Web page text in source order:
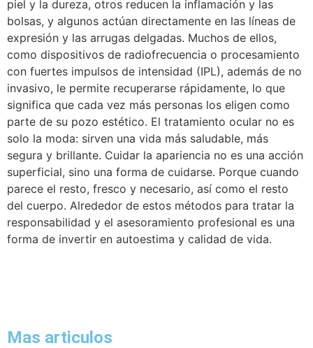
piel y la dureza, otros reducen la inflamación y las
bolsas, y algunos actúan directamente en las líneas de
expresión y las arrugas delgadas. Muchos de ellos,
como dispositivos de radiofrecuencia o procesamiento
con fuertes impulsos de intensidad (IPL), además de no
invasivo, le permite recuperarse rápidamente, lo que
significa que cada vez más personas los eligen como
parte de su pozo estético. El tratamiento ocular no es
solo la moda: sirven una vida más saludable, más
segura y brillante. Cuidar la apariencia no es una acción
superficial, sino una forma de cuidarse. Porque cuando
parece el resto, fresco y necesario, así como el resto
del cuerpo. Alrededor de estos métodos para tratar la
responsabilidad y el asesoramiento profesional es una
forma de invertir en autoestima y calidad de vida.
Mas articulos